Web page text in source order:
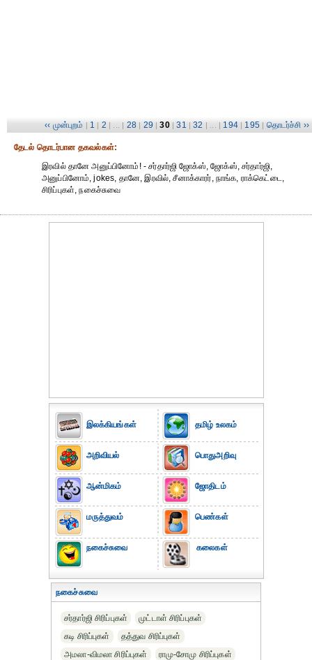
‹‹ முன்புறம் | 1 | 2 | ... | 28 | 29 | 30 | 31 | 32 | ... | 194 | 195 | தொடர்ச்சி ››
தேட‌ல் தொட‌ர்பான தகவ‌ல்க‌ள்:
இரவில் தானே அனுப்பினோம்! - சர்தார்ஜி ஜோக்ஸ், ஜோக்ஸ், சர்தார்ஜி,
அனுப்பினோம், jokes, தானே, இரவில், சீனாக்காரர், நாங்க, ராக்கெட்டை,
சிரிப்புகள், நகைச்சுவை
இலக்கியங்கள்
அறிவியல்
ஆன்மிகம்
மருத்துவம்
நகைச்சுவை
தமிழ் உலகம்
பொதுஅறிவு
ஜோதிடம்
பெண்கள்
கலைகள்
நகைச்சுவை
சர்தார்ஜி சிரிப்புகள்
முட்டாள் சிரிப்புகள்
கடி சிரிப்புகள்
தத்துவ சிரிப்புகள்
அமலா-விமலா சிரிப்புகள்
ராமு-சோமு சிரிப்புகள்